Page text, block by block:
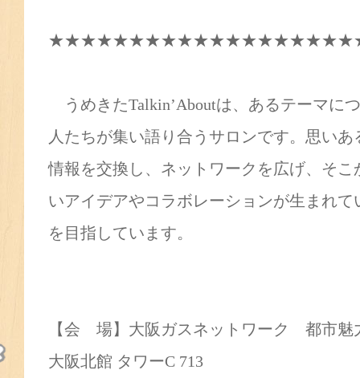
うめきたTalkin’Aboutは、あるテーマに
人たちが集い語り合うサロンです。思い
情報を交換し、ネットワークを広げ、そ
いアイデアやコラボレーションが生まれ
を目指しています。
【会 場】大阪ガスネットワーク 都市魅
大阪北館 タワーC 713